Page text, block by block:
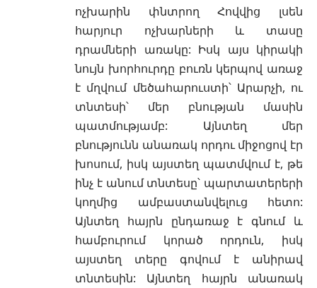
ոչխարին փնտրող Հովվից լսեն
հարյուր ոչխարների և տասը
դրամների առակը: Իսկ այս կիրակի
նույն խորհուրդը բուռն կերպով առաջ
է մղվում մեծահարուստի՝ Արարչի, ու
տնտեսի՝ մեր բնության մասին
պատմությամբ: Այնտեղ մեր
բնությունն անառակ որդու միջոցով էր
խոսում, իսկ այստեղ պատմվում է, թե
ինչ է անում տնտեսը՝ պարտատերերի
կողմից ամբաստանվելուց հետո:
Այնտեղ հայրն ընդառաջ է գնում և
համբուրում կորած որդուն, իսկ
այստեղ տերը գովում է անիրավ
տնտեսին: Այնտեղ հայրն անառակ